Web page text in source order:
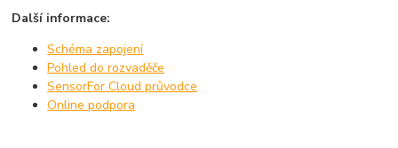
Další informace:
Schéma zapojení
Pohled do rozvaděče
SensorFor Cloud průvodce
Online podpora